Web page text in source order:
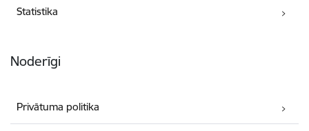
Statistika
Noderīgi
Privātuma politika